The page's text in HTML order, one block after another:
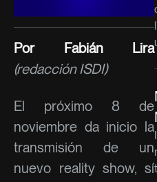
Por Fabián Lira
(redacción ISDI)
El próximo 8 de
noviembre da inicio la
transmisión de un
nuevo reality show, sí